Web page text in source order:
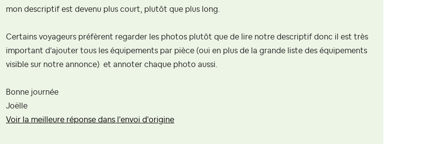
mon descriptif est devenu plus court, plutôt que plus long.
Certains voyageurs préfèrent regarder les photos plutôt que de lire notre descriptif donc il est très
important d'ajouter tous les équipements par pièce (oui en plus de la grande liste des équipements
visible sur notre annonce) et annoter chaque photo aussi.
Bonne journée
Joëlle
Voir la meilleure réponse dans l'envoi d'origine